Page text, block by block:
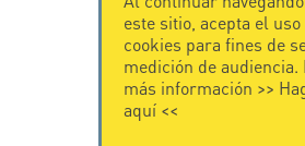
este sitio, acepta el uso
cookies para fines de
medición de audiencia.
más información >>
aquí<<